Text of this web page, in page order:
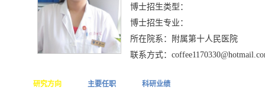
博士招生类型：
博士招生专业：
所在院系：附属第十人民医院
联系方式：
研究方向 主要任职 科研业绩